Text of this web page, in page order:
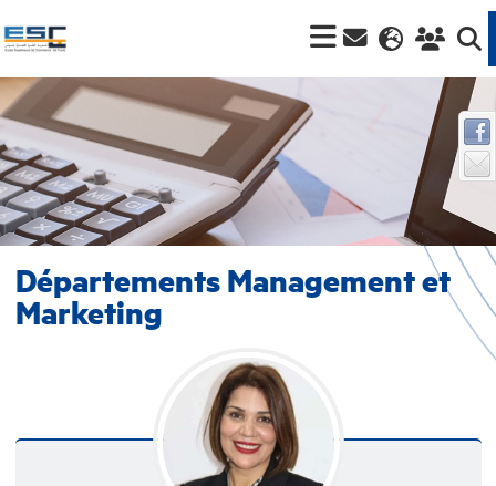
Départements Management et
Marketing